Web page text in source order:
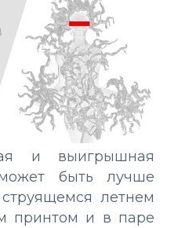
и выигрышная
быть лучше
летнем
принтом и в паре